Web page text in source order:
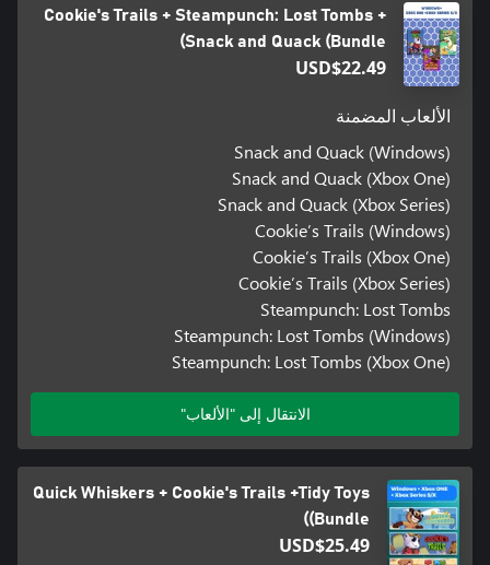
Cookie's Trails + Steampunch: Lost Tombs +
Snack and Quack (Bundle)
USD$22.49
الألعاب المضمنة
Snack and Quack (Windows)
Snack and Quack (Xbox One)
Snack and Quack (Xbox Series)
Cookie’s Trails (Windows)
Cookie’s Trails (Xbox One)
Cookie’s Trails (Xbox Series)
Steampunch: Lost Tombs
Steampunch: Lost Tombs (Windows)
Steampunch: Lost Tombs (Xbox One)
الانتقال إلى "الألعاب"
Quick Whiskers + Cookie's Trails +Tidy Toys
(Bundle)
USD$25.49